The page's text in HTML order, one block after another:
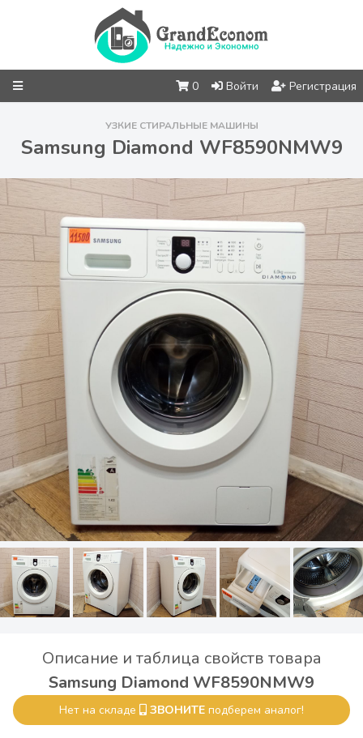
0 Войти Регистрация
УЗКИЕ СТИРАЛЬНЫЕ МАШИНЫ
Samsung Diamond WF8590NMW9
Описание и таблица свойств товара
Samsung Diamond WF8590NMW9
Нет на складе ЗВОНИТЕ подберем аналог!